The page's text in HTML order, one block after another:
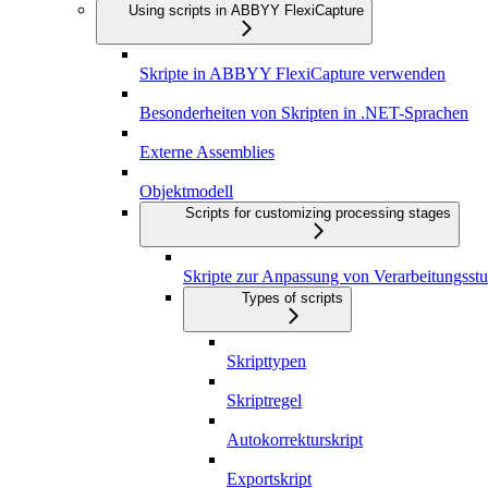
Using scripts in ABBYY FlexiCapture
Skripte in ABBYY FlexiCapture verwenden
Besonderheiten von Skripten in .NET-Sprachen
Externe Assemblies
Objektmodell
Scripts for customizing processing stages
Skripte zur Anpassung von
Types of scripts
Skripttypen
Skriptregel
Autokorrekturskript
Exportskript